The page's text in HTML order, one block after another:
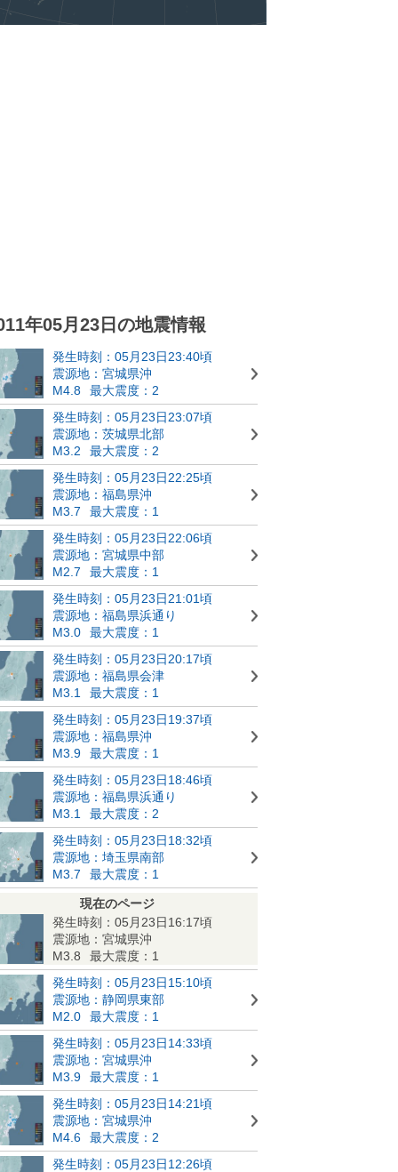
年05月23日の地震情報
発生時刻：05月23日23:40頃
震源地：宮城県沖
M4.8
最大震度：2
発生時刻：05月23日23:07頃
震源地：茨城県北部
M3.2
最大震度：2
発生時刻：05月23日22:25頃
震源地：福島県沖
M3.7
最大震度：1
発生時刻：05月23日22:06頃
震源地：宮城県中部
M2.7
最大震度：1
発生時刻：05月23日21:01頃
震源地：福島県浜通り
M3.0
最大震度：1
発生時刻：05月23日20:17頃
震源地：福島県会津
M3.1
最大震度：1
発生時刻：05月23日19:37頃
震源地：福島県沖
M3.9
最大震度：1
発生時刻：05月23日18:46頃
震源地：福島県浜通り
M3.1
最大震度：2
発生時刻：05月23日18:32頃
震源地：埼玉県南部
M3.7
最大震度：1
現在のページ
発生時刻：05月23日16:17頃
震源地：宮城県沖
M3.8
最大震度：1
発生時刻：05月23日15:10頃
震源地：静岡県東部
M2.0
最大震度：1
発生時刻：05月23日14:33頃
震源地：宮城県沖
M3.9
最大震度：1
発生時刻：05月23日14:21頃
震源地：宮城県沖
M4.6
最大震度：2
発生時刻：05月23日12:26頃